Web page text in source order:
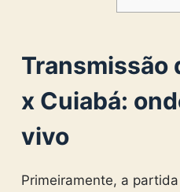
Transmissão
x Cuiabá:
vivo
Primeiramente, a